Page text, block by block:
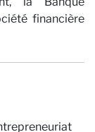
financière